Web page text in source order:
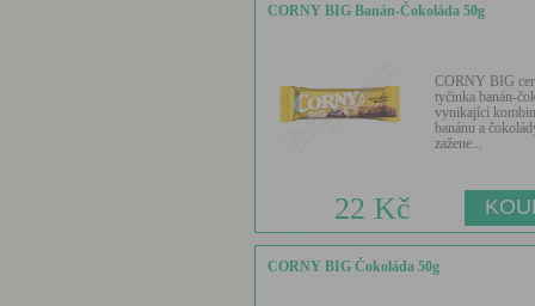
CORNY BIG Banán-Čokoláda 50g
CORNY BIG
tyčinka banán-
vynikající
banánu a
zažene...
22 Kč
CORNY BIG Čokoláda 50g